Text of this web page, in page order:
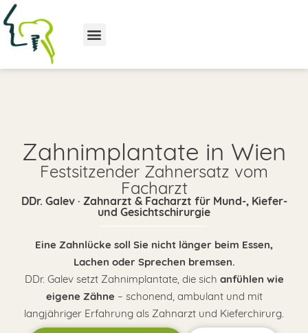
Zum
Inhalt
springen
Zahnimplantate in Wien
Festsitzender Zahnersatz vom
Facharzt
DDr. Galev · Zahnarzt & Facharzt für Mund-, Kiefer-
und Gesichtschirurgie
Eine Zahnlücke soll Sie nicht länger beim Essen,
Lachen oder Sprechen bremsen.
DDr. Galev setzt Zahnimplantate, die sich anfühlen wie
eigene Zähne – schonend, ambulant und mit
langjähriger Erfahrung als Zahnarzt und Kieferchirurg.